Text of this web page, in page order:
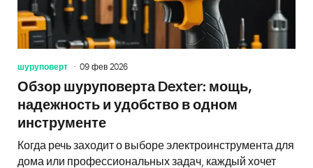
шуруповерт 09 фев 2026
Обзор шуруповерта Dexter: мощь,
надежность и удобство в одном
инструменте
Когда речь заходит о выборе электроинструмента для
дома или профессиональных задач, каждый хочет